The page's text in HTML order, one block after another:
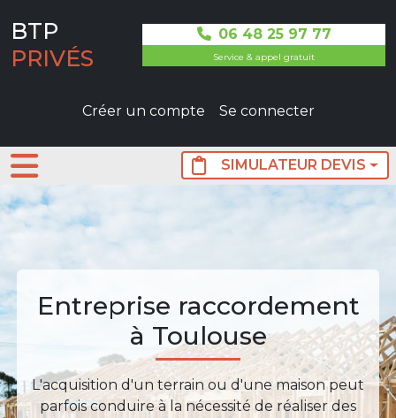
BTP
PRIVÉS
06 48 25 97 77
Service & appel gratuit
User not connected
Créer un compte Se connecter
SIMULATEUR DEVIS
Entreprise raccordement
à Toulouse
L'acquisition d'un terrain ou d'une maison peut
parfois conduire à la nécessité de réaliser des